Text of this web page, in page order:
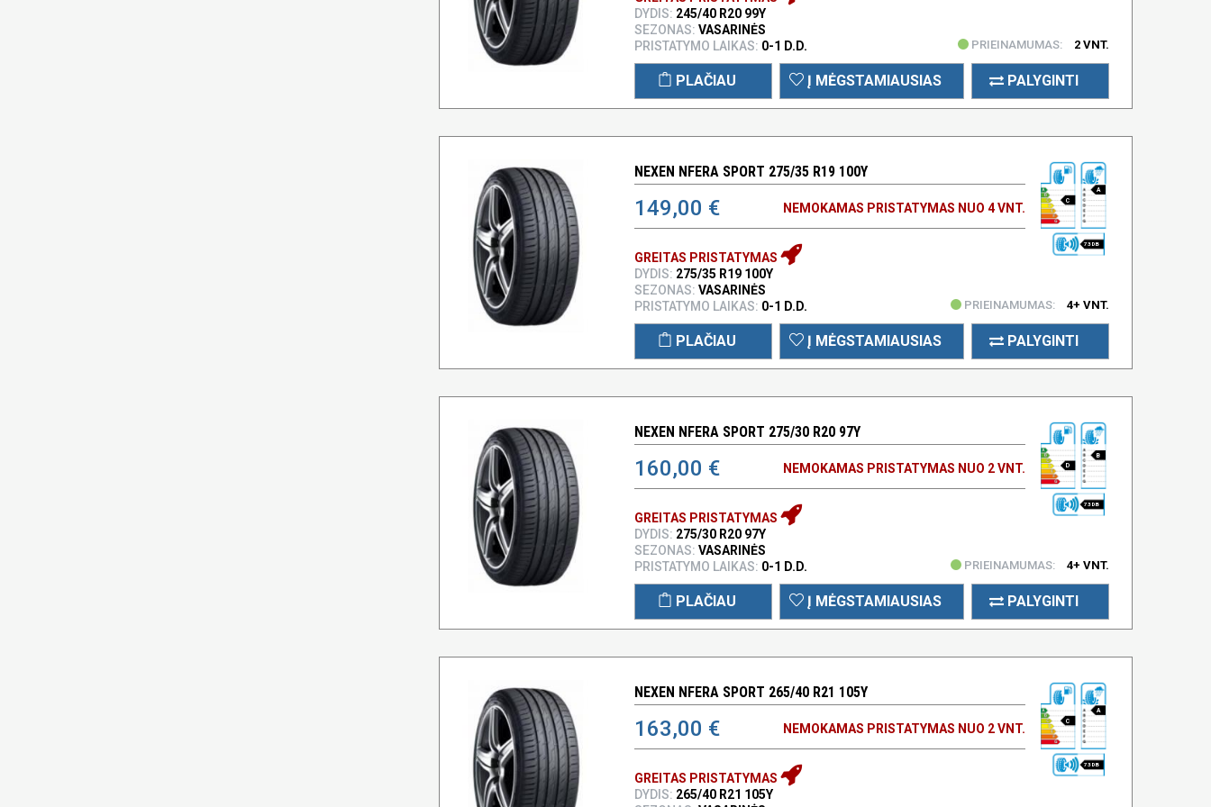
DYDIS: 245/40 R20 99Y
SEZONAS: VASARINĖS
PRISTATYMO LAIKAS: 0-1 D.D. PRIEINAMUMAS: 2 VNT.
PLAČIAU Į MĖGSTAMIAUSIAS PALYGINTI
NEXEN NFERA SPORT 275/35 R19 100Y
149,00 € NEMOKAMAS PRISTATYMAS NUO 4 VNT.
C
A
73 DB
GREITAS PRISTATYMAS
DYDIS: 275/35 R19 100Y
SEZONAS: VASARINĖS
PRISTATYMO LAIKAS: 0-1 D.D. PRIEINAMUMAS: 4+ VNT.
PLAČIAU Į MĖGSTAMIAUSIAS PALYGINTI
NEXEN NFERA SPORT 275/30 R20 97Y
160,00 € NEMOKAMAS PRISTATYMAS NUO 2 VNT. D
B
73 DB
GREITAS PRISTATYMAS
DYDIS: 275/30 R20 97Y
SEZONAS: VASARINĖS
PRISTATYMO LAIKAS: 0-1 D.D. PRIEINAMUMAS: 4+ VNT.
PLAČIAU Į MĖGSTAMIAUSIAS PALYGINTI
NEXEN NFERA SPORT 265/40 R21 105Y
163,00 € NEMOKAMAS PRISTATYMAS NUO 2 VNT.
C
A
73 DB
GREITAS PRISTATYMAS
DYDIS: 265/40 R21 105Y